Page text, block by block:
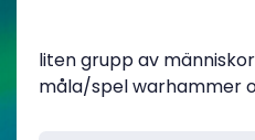
liten grupp av
måla/spel warhammer